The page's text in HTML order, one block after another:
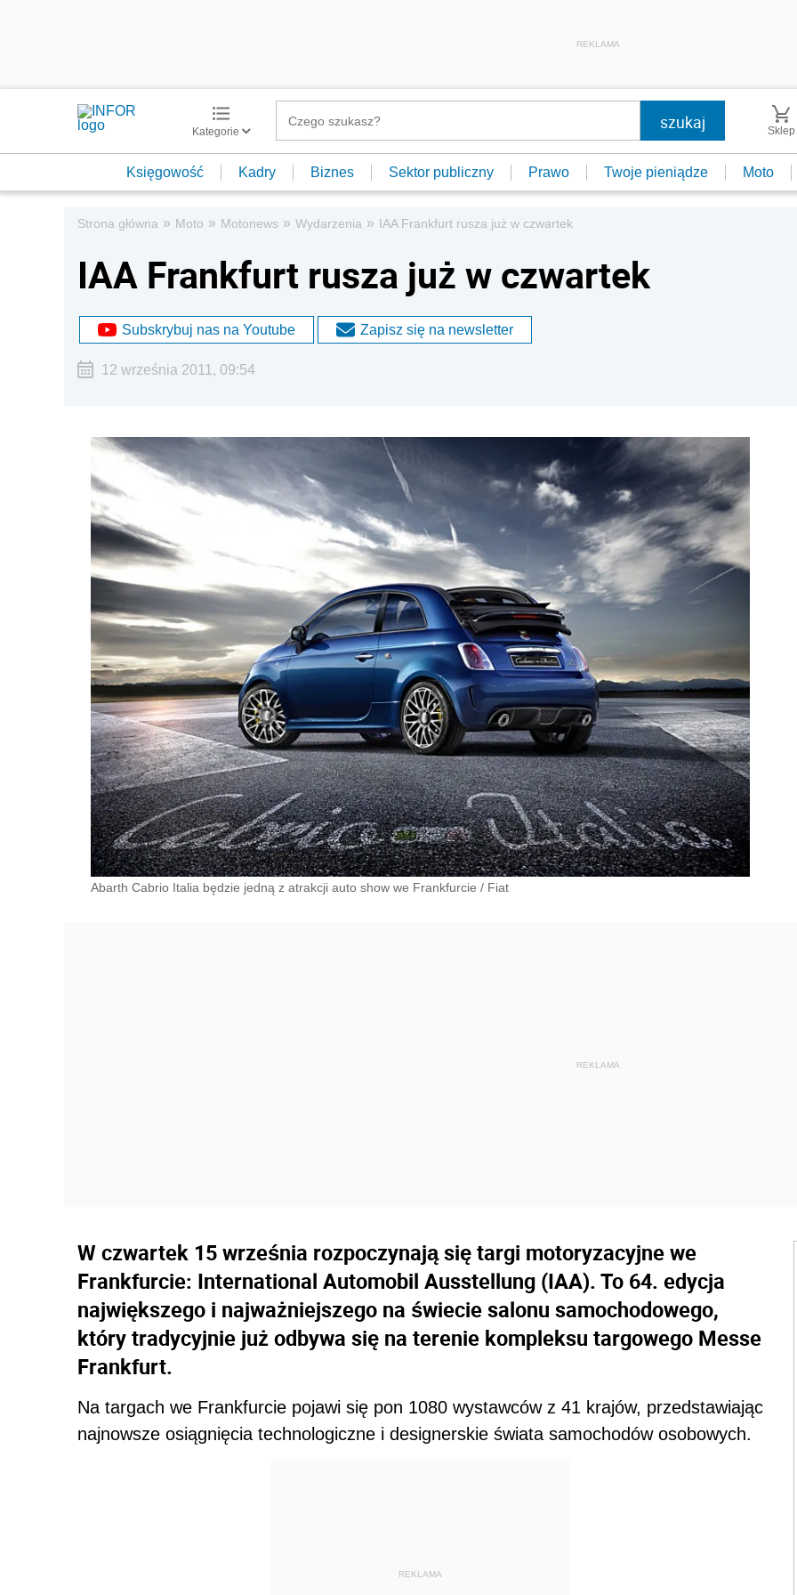
REKLAMA
Kategorie Sklep
Księgowość Kadry Biznes Sektor publiczny Prawo Twoje pieniądze Moto
Strona główna » Moto » Motonews » Wydarzenia » IAA Frankfurt rusza już w czwartek
IAA Frankfurt rusza już w czwartek
Subskrybuj nas na Youtube Zapisz się na newsletter
12 września 2011, 09:54
Abarth Cabrio Italia będzie jedną z atrakcji auto show we Frankfurcie / Fiat
W czwartek 15 września rozpoczynają się targi motoryzacyjne we
Frankfurcie: International Automobil Ausstellung (IAA). To 64. edycja
największego i najważniejszego na świecie salonu samochodowego,
który tradycyjnie już odbywa się na terenie kompleksu targowego Messe
Frankfurt.
Na targach we Frankfurcie pojawi się pon 1080 wystawców z 41 krajów, przedstawiając
najnowsze osiągnięcia technologiczne i designerskie świata samochodów osobowych.
REKLAMA